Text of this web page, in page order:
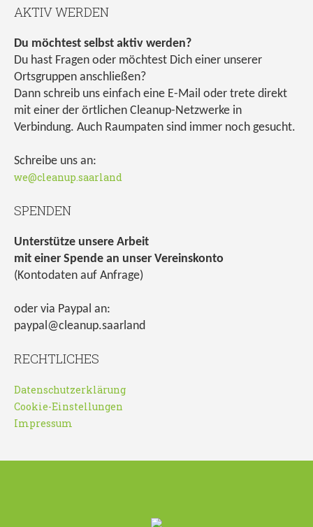
AKTIV WERDEN
Du möchtest selbst aktiv werden?
Du hast Fragen oder möchtest Dich einer unserer
Ortsgruppen anschließen?
Dann schreib uns einfach eine E-Mail oder trete direkt
mit einer der örtlichen Cleanup-Netzwerke in
Verbindung. Auch Raumpaten sind immer noch gesucht.
Schreibe uns an:
we@cleanup.saarland
SPENDEN
Unterstütze unsere Arbeit
mit einer Spende an unser Vereinskonto
(Kontodaten auf Anfrage)
oder via Paypal an:
paypal@cleanup.saarland
RECHTLICHES
Datenschutzerklärung
Cookie-Einstellungen
Impressum